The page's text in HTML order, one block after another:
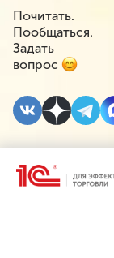
Почитать.
Пообщаться.
Задать
вопрос
29 ИЮЛЯ 2022
использование